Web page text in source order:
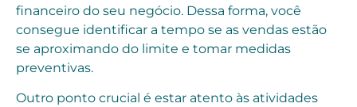
financeiro do seu negócio. Dessa forma, você
consegue identificar a tempo se as vendas estão
se aproximando do limite e tomar medidas
preventivas.
Outro ponto crucial é estar atento às atividades